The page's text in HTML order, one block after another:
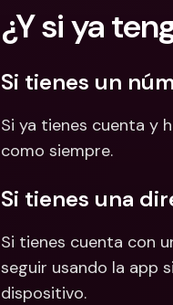
¿Y si ya
Si tienes un
Si ya tienes cuenta y
como siempre.
Si tienes una
Si tienes cuenta con
seguir usando la app
dispositivo.